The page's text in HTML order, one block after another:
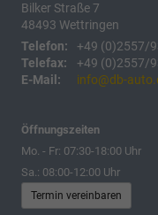
Bilker Straße 7
48493 Wettringen
Telefon:
+49 (0)2557/
Telefax:
+49 (0)2557/
E-Mail:
info@db-
Öffnungszeiten
Mo. - Fr: 07:30-18:00 Uhr
Sa.: 08:00-12:00 Uhr
Termin vereinbaren